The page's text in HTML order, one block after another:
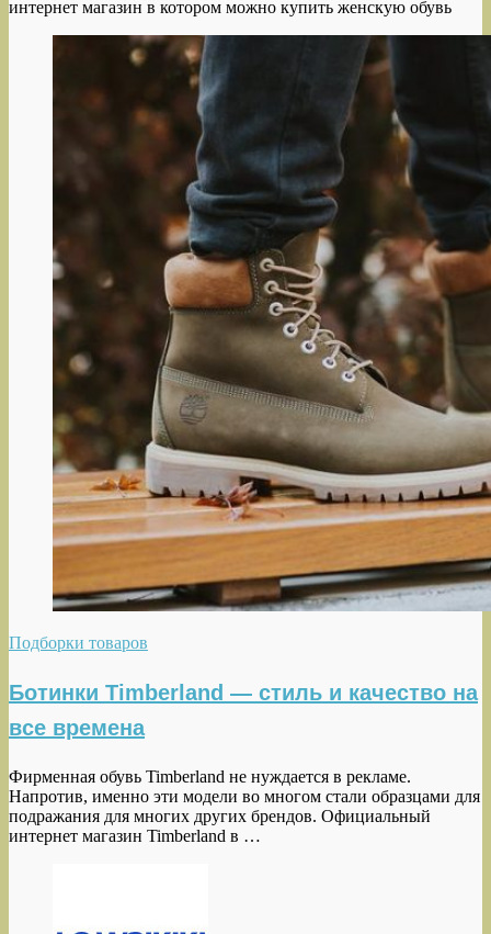
интернет магазин в котором можно купить женскую обувь
Подборки товаров
Ботинки Timberland — стиль и качество на
все времена
Фирменная обувь Timberland не нуждается в рекламе.
Напротив, именно эти модели во многом стали образцами для
подражания для многих других брендов. Официальный
интернет магазин Timberland в …